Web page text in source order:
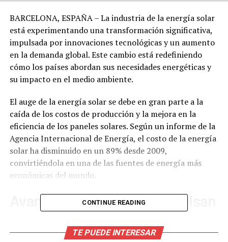
BARCELONA, ESPAÑA – La industria de la energía solar
está experimentando una transformación significativa,
impulsada por innovaciones tecnológicas y un aumento
en la demanda global. Este cambio está redefiniendo
cómo los países abordan sus necesidades energéticas y
su impacto en el medio ambiente.
El auge de la energía solar se debe en gran parte a la
caída de los costos de producción y la mejora en la
eficiencia de los paneles solares. Según un informe de la
Agencia Internacional de Energía, el costo de la energía
solar ha disminuido en un 89% desde 2009,
convirtiéndola en una de las fuentes de energía más
económicas del mundo.
Avances Tecnológicos Impulsan
el Crecimiento
CONTINUE READING
TE PUEDE INTERESAR